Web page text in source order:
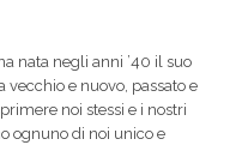
nata negli anni ’40 il suo
e nuovo, passato e
noi stessi e i nostri
ognuno di noi unico e